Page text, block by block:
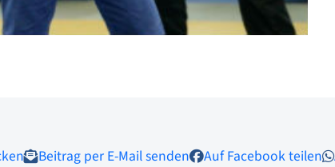
Beitrag per E-Mail senden Auf Facebook teilen